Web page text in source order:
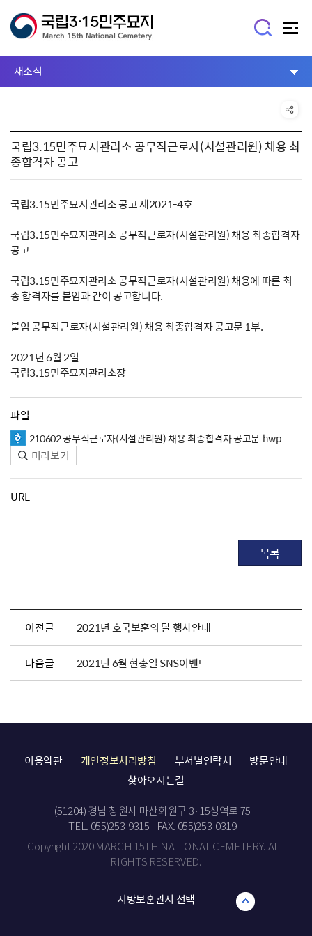
새소식
국립3.15민주묘지관리소 공무직근로자(시설관리원) 채용 최
종합격자 공고
국립3.15민주묘지관리소 공고 제2021-4호
국립3.15민주묘지관리소 공무직근로자(시설관리원) 채용 최종합격자
공고
국립3.15민주묘지관리소 공무직근로자(시설관리원) 채용에 따른 최
종 합격자를 붙임과 같이 공고합니다.
붙임 공무직근로자(시설관리원) 채용 최종합격자 공고문 1부.
2021년 6월 2일
국립3.15민주묘지관리소장
파일
210602 공무직근로자(시설관리원) 채용 최종합격자 공고문.hwp
미리보기
URL
목록
이전글 2021년 호국보훈의 달 행사안내
다음글 2021년 6월 현충일 SNS이벤트
이용약관 개인정보처리방침 부서별연락처
방문안내
찾아오시는길
(51204) 경남 창원시 마산회원구 3·15성역로 75
TEL. 055)253-9315
FAX. 055)253-0319
Copyright 2020 MARCH 15TH NATIONAL CEMETERY. ALL
RIGHTS RESERVED.
지방보훈관서 선택